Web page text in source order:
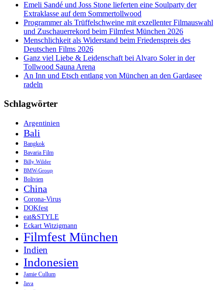
Emeli Sandé und Joss Stone lieferten eine Soulparty der
Extraklasse auf dem Sommertollwood
Programmer als Trüffelschweine mit exzellenter Filmauswahl
und Zuschauerrekord beim Filmfest München 2026
Menschlichkeit als Widerstand beim Friedenspreis des
Deutschen Films 2026
Ganz viel Liebe & Leidenschaft bei Alvaro Soler in der
Tollwood Sauna Arena
An Inn und Etsch entlang von München an den Gardasee
radeln
Schlagwörter
Argentinien
Bali
Bangkok
Bavaria Film
Billy Wilder
BMW-Group
Bolivien
China
Corona-Virus
DOKfest
eat&STYLE
Eckart Witzigmann
Filmfest München
Indien
Indonesien
Jamie Cullum
Java